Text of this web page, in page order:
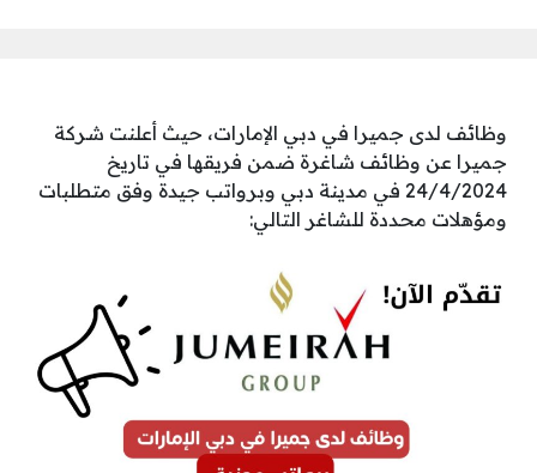
وظائف لدى جميرا في دبي الإمارات، حيث أعلنت شركة
جميرا عن وظائف شاغرة ضمن فريقها في تاريخ
24/4/2024 في مدينة دبي وبرواتب جيدة وفق متطلبات
ومؤهلات محددة للشاغر التالي: